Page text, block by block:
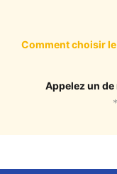
Comment choisir
Appelez un